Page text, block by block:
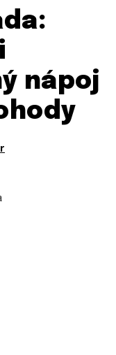
nápoj